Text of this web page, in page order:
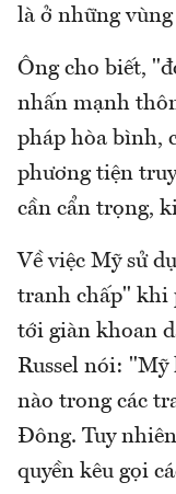
là ở những
Ông cho biết,
nhấn mạnh
pháp hòa bình,
phương tiện
cần cẩn trọng,
Về việc Mỹ sử
tranh chấp" khi
tới giàn khoan
Russel nói: "Mỹ
nào trong các
Đông. Tuy
quyền kêu gọi